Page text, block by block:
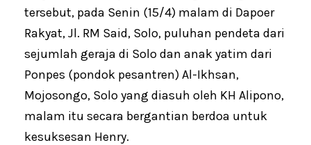
tersebut, pada Senin (15/4) malam di Dapoer
Rakyat, Jl. RM Said, Solo, puluhan pendeta dari
sejumlah geraja di Solo dan anak yatim dari
Ponpes (pondok pesantren) Al-Ikhsan,
Mojosongo, Solo yang diasuh oleh KH Alipono,
malam itu secara bergantian berdoa untuk
kesuksesan Henry.